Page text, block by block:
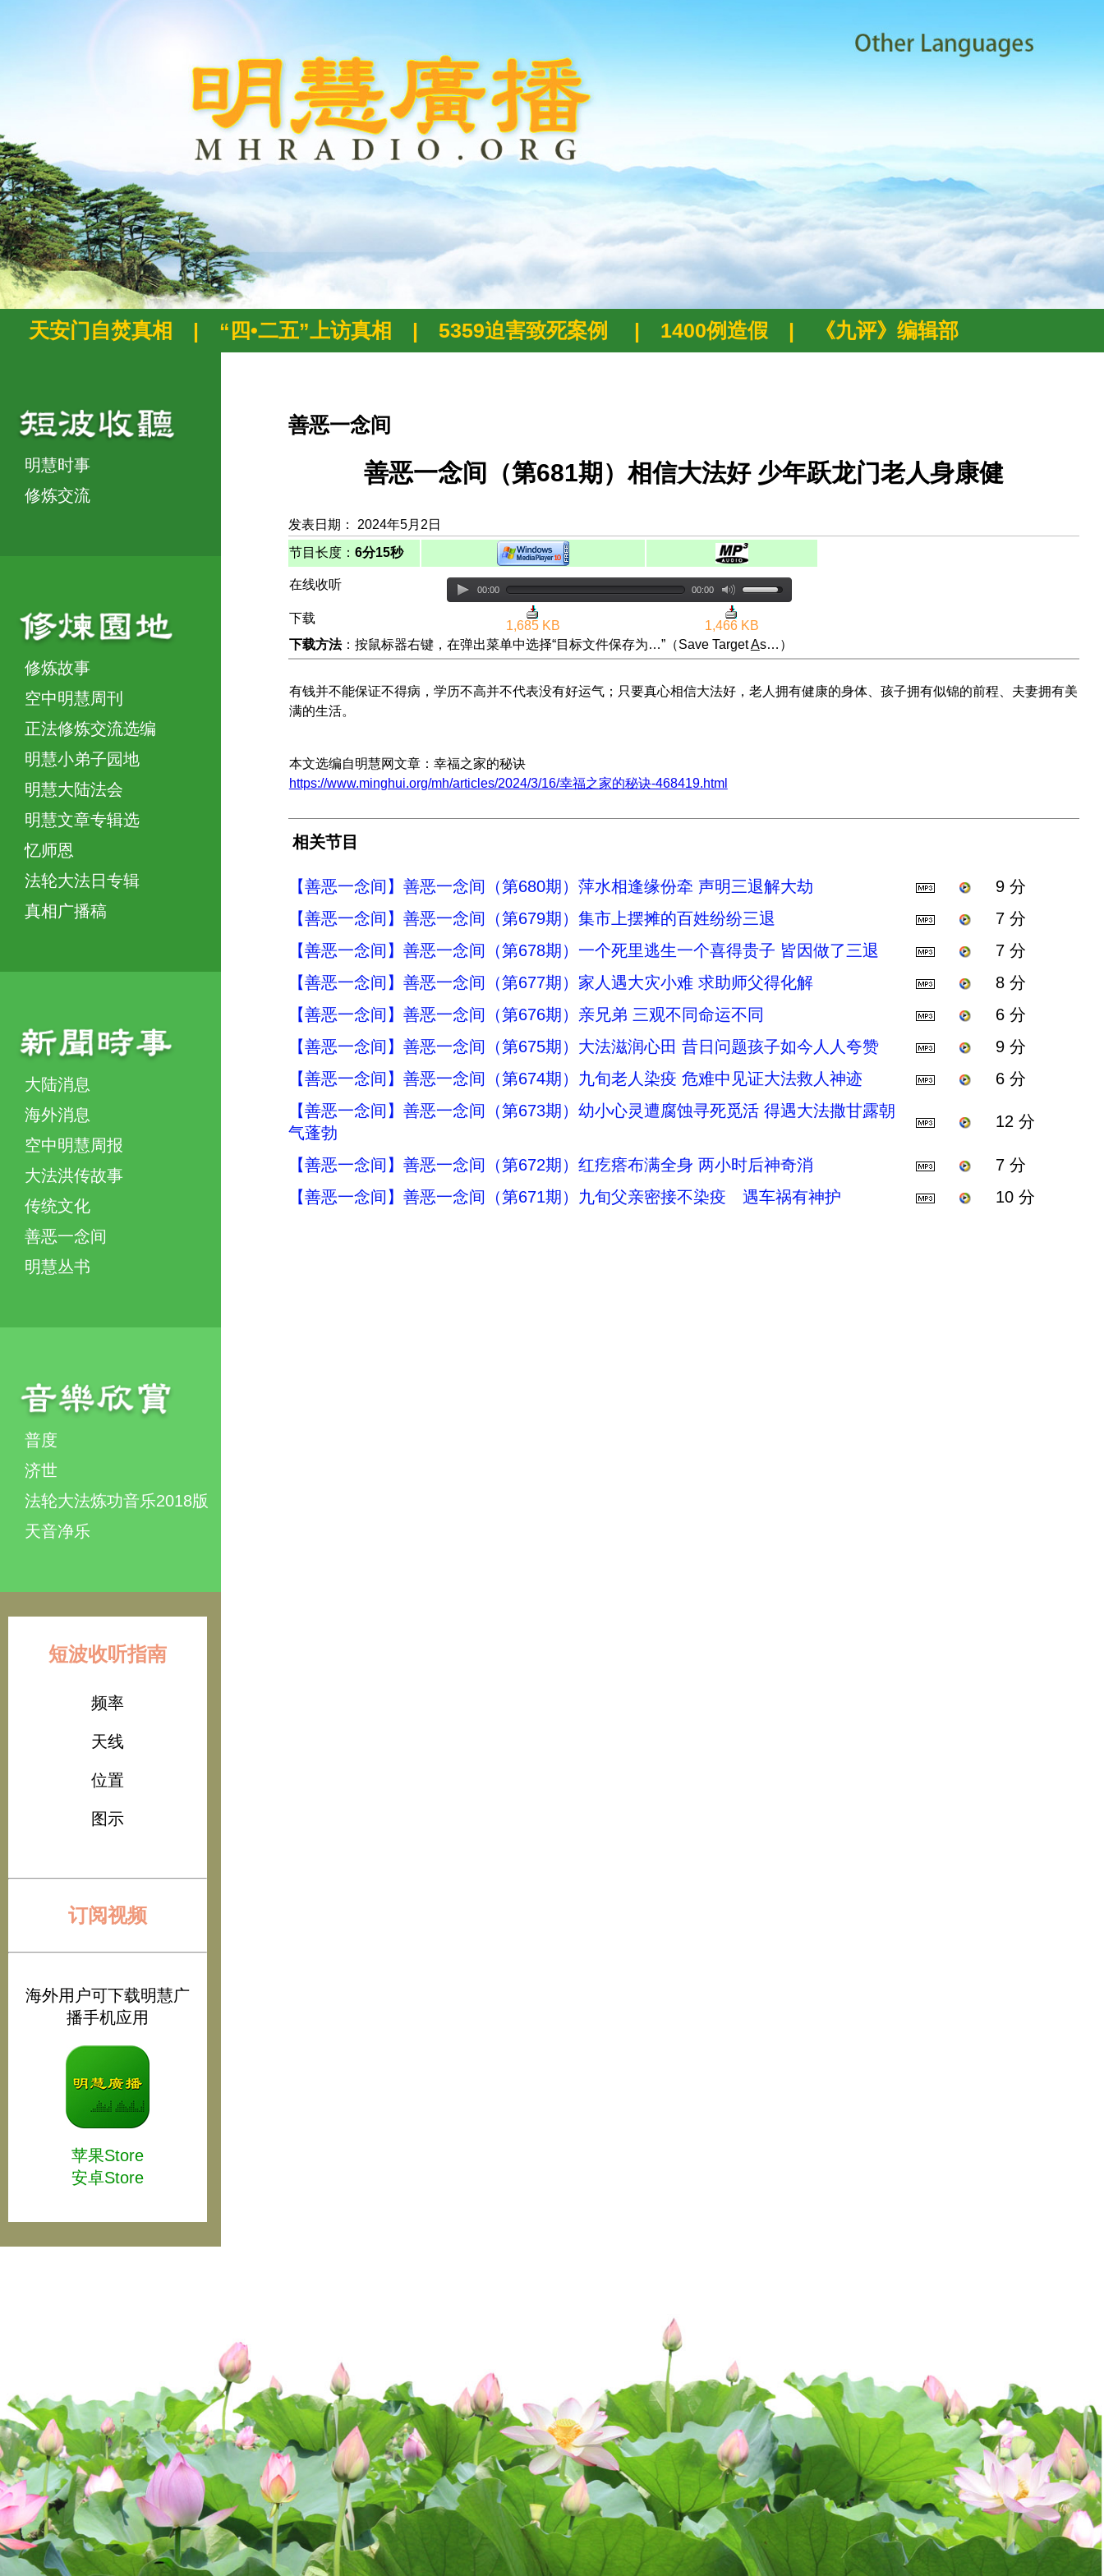
天安门自焚真相 | “四•二五”上访真相 | 5359迫害致死案例 | 1400例造假 | 《九评》编辑部
明慧时事
修炼交流
修炼故事
空中明慧周刊
正法修炼交流选编
明慧小弟子园地
明慧大陆法会
明慧文章专辑选
忆师恩
法轮大法日专辑
真相广播稿
大陆消息
海外消息
空中明慧周报
大法洪传故事
传统文化
善恶一念间
明慧丛书
普度
济世
法轮大法炼功音乐2018版
天音净乐
短波收听指南
频率
天线
位置
图示
订阅视频
海外用户可下载明慧广
播手机应用
苹果Store
安卓Store
善恶一念间
善恶一念间（第681期）相信大法好 少年跃龙门老人身康健
发表日期： 2024年5月2日
节目长度： 6分15秒
在线收听 00:00 00:00
下载
1,685 KB
1,466 KB
下载方法：按鼠标器右键，在弹出菜单中选择“目标文件保存为…”（Save TargetAs…）
有钱并不能保证不得病，学历不高并不代表没有好运气；只要真心相信大法好，老人拥有健康的身体、孩子拥有似锦的前程、夫妻拥有美
满的生活。
本文选编自明慧网文章：幸福之家的秘诀
https://www.minghui.org/mh/articles/2024/3/16/幸福之家的秘诀-468419.html
相关节目
【善恶一念间】善恶一念间（第680期）萍水相逢缘份牵 声明三退解大劫
9 分
【善恶一念间】善恶一念间（第679期）集市上摆摊的百姓纷纷三退
7 分
【善恶一念间】善恶一念间（第678期）一个死里逃生一个喜得贵子 皆因做了三退
7 分
【善恶一念间】善恶一念间（第677期）家人遇大灾小难 求助师父得化解
8 分
【善恶一念间】善恶一念间（第676期）亲兄弟 三观不同命运不同
6 分
【善恶一念间】善恶一念间（第675期）大法滋润心田 昔日问题孩子如今人人夸赞
9 分
【善恶一念间】善恶一念间（第674期）九旬老人染疫 危难中见证大法救人神迹
6 分
【善恶一念间】善恶一念间（第673期）幼小心灵遭腐蚀寻死觅活 得遇大法撒甘露朝
气蓬勃
12 分
【善恶一念间】善恶一念间（第672期）红疙瘩布满全身 两小时后神奇消
7 分
【善恶一念间】善恶一念间（第671期）九旬父亲密接不染疫 遇车祸有神护
10 分